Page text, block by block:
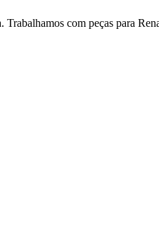
com peças para